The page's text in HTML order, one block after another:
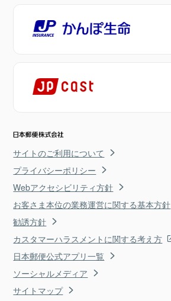
サイトのご利用について
プライバシーポリシー
Webアクセシビリティ方針
お客さま本位の業務運営に関する基本方針
勧誘方針
カスタマーハラスメントに関する考え方
日本郵便公式アプリ一覧
ソーシャルメディア
サイトマップ